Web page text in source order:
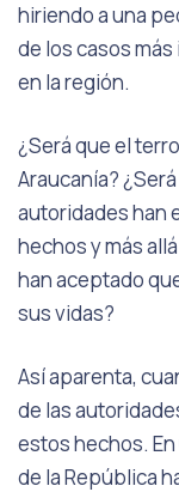
hiriendo a una
de los casos
en la región.
¿Será que el
Araucanía?
autoridades han
hechos y más
han aceptado
sus vidas?
Así aparenta,
de las
estos hechos.
de la República